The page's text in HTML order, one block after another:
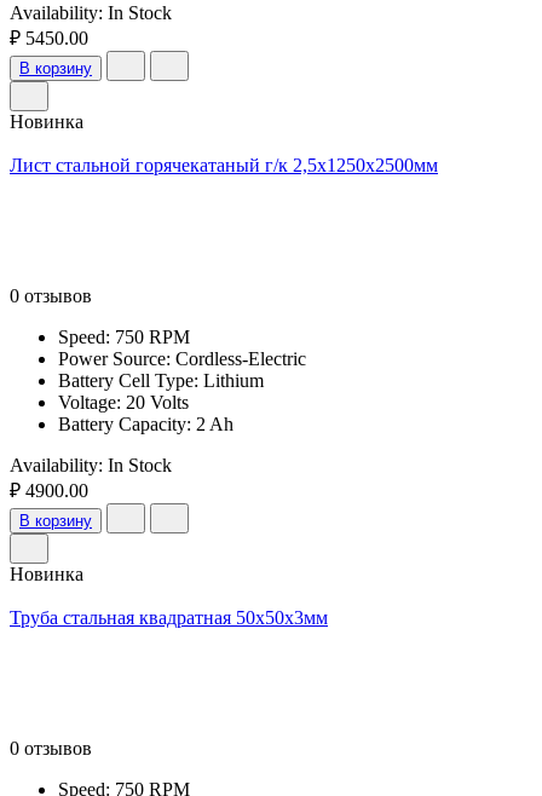
Availability: In Stock
₽ 5450.00
В корзину
Новинка
Лист стальной горячекатаный г/к 2,5х1250х2500мм
0 отзывов
Speed: 750 RPM
Power Source: Cordless-Electric
Battery Cell Type: Lithium
Voltage: 20 Volts
Battery Capacity: 2 Ah
Availability: In Stock
₽ 4900.00
В корзину
Новинка
Труба стальная квадратная 50х50х3мм
0 отзывов
Speed: 750 RPM